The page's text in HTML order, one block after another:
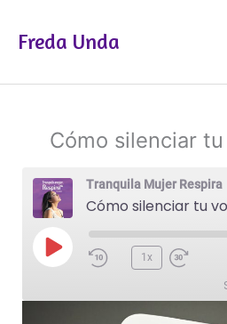
Freda Unda
Cómo silenciar
Tranquila Mujer Respira
Cómo silenciar tu
Reproducir
episodio
1x